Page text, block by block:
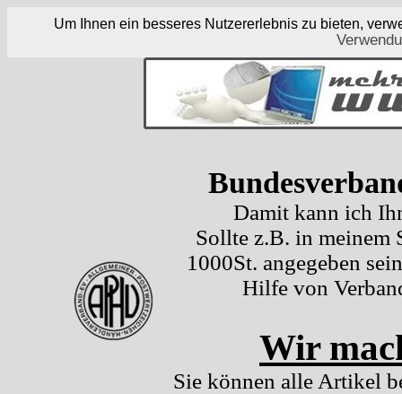
Um Ihnen ein besseres Nutzererlebnis zu bieten,
Damit kann ich
Sollte z.B. in meinem
1000St. angegeben
Hilfe von
Wir
Sie können alle Artikel